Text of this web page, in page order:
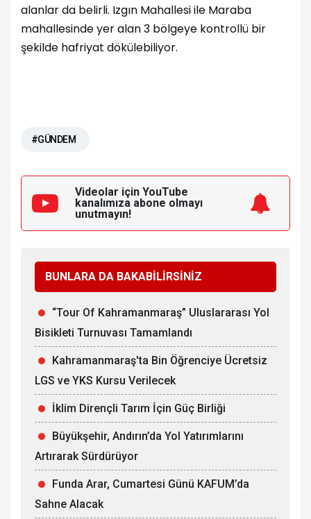
alanlar da belirli. Izgın Mahallesi ile Maraba
mahallesinde yer alan 3 bölgeye kontrollü bir
şekilde hafriyat dökülebiliyor.
#GÜNDEM
Videolar için YouTube
kanalımıza abone olmayı
unutmayın!
BUNLARA DA BAKABİLİRSİNİZ
“Tour Of Kahramanmaraş” Uluslararası Yol
Bisikleti Turnuvası Tamamlandı
Kahramanmaraş'ta Bin Öğrenciye Ücretsiz
LGS ve YKS Kursu Verilecek
İklim Dirençli Tarım İçin Güç Birliği
Büyükşehir, Andırın’da Yol Yatırımlarını
Artırarak Sürdürüyor
Funda Arar, Cumartesi Günü KAFUM’da
Sahne Alacak